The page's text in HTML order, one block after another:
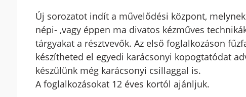
Új sorozatot indít a művelődési központ,
népi- ,vagy éppen ma divatos kézműves
tárgyakat a résztvevők. Az első foglalkozáson
készítheted el egyedi karácsonyi kopogtatódat
készülünk még karácsonyi csillaggal is.
A foglalkozásokat 12 éves kortól ajánljuk.